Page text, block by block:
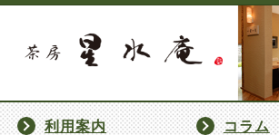
利用案内 コラム